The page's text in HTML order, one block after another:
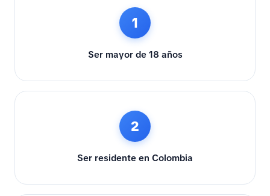
1
Ser mayor de 18 años
2
Ser residente en Colombia